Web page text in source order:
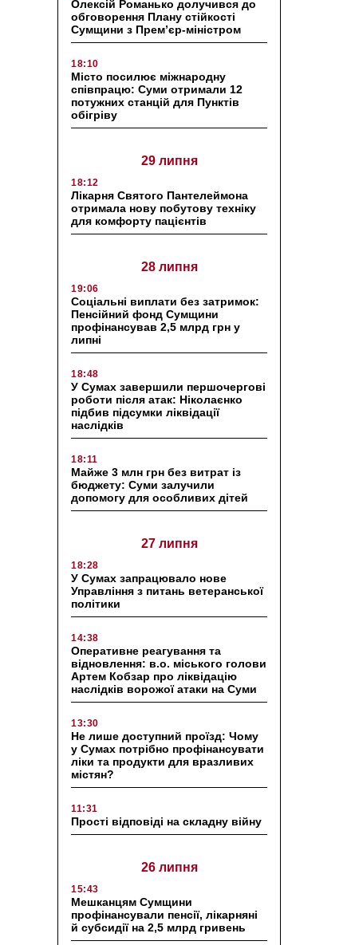
Олексій Романько долучився до
обговорення Плану стійкості
Сумщини з Прем’єр-міністром
18:10
Місто посилює міжнародну
співпрацю: Суми отримали 12
потужних станцій для Пунктів
обігріву
29 липня
18:12
Лікарня Святого Пантелеймона
отримала нову побутову техніку
для комфорту пацієнтів
28 липня
19:06
Соціальні виплати без затримок:
Пенсійний фонд Сумщини
профінансував 2,5 млрд грн у
липні
18:48
У Сумах завершили першочергові
роботи після атак: Ніколаєнко
підбив підсумки ліквідації
наслідків
18:11
Майже 3 млн грн без витрат із
бюджету: Суми залучили
допомогу для особливих дітей
27 липня
18:28
У Сумах запрацювало нове
Управління з питань ветеранської
політики
14:38
Оперативне реагування та
відновлення: в.о. міського голови
Артем Кобзар про ліквідацію
наслідків ворожої атаки на Суми
13:30
Не лише доступний проїзд: Чому
у Сумах потрібно профінансувати
ліки та продукти для вразливих
містян?
11:31
Прості відповіді на складну війну
26 липня
15:43
Мешканцям Сумщини
профінансували пенсії, лікарняні
й субсидії на 2,5 млрд гривень